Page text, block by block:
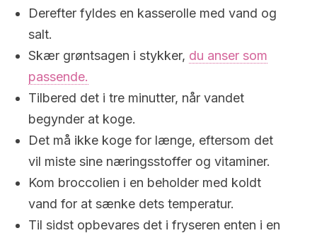
Derefter fyldes en kasserolle med vand og
salt.
Skær grøntsagen i stykker, du anser som
passende.
Tilbered det i tre minutter, når vandet
begynder at koge.
Det må ikke koge for længe, eftersom det
vil miste sine næringsstoffer og vitaminer.
Kom broccolien i en beholder med koldt
vand for at sænke dets temperatur.
Til sidst opbevares det i fryseren enten i en